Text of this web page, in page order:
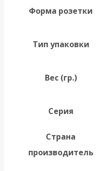
Форма розетки
Тип упаковки
Вес (гр.)
Серия
Страна
производитель